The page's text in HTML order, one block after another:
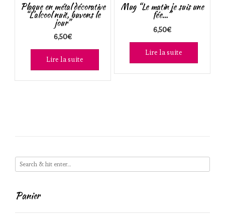
Plaque en métal décorative
“L’alcool nuit, buvons le
jour”
6,50€
Lire la suite
Mug “Le matin je suis une
fée…”
6,50€
Lire la suite
Panier